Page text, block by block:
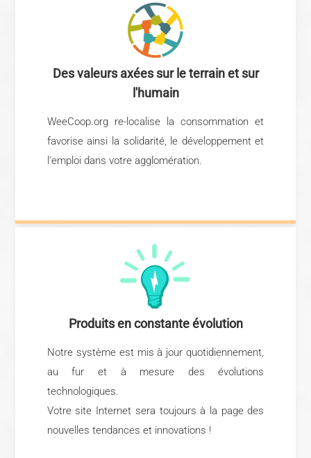
Des valeurs axées sur le terrain et sur
l'humain
WeeCoop.org re-localise la consommation et
favorise ainsi la solidarité, le développement et
l'emploi dans votre agglomération.
​Produits en constante évolution
Notre système est mis à jour quotidiennement,
au fur et à mesure des évolutions
technologiques.
Votre site Internet sera toujours à la page des
nouvelles tendances et innovations !